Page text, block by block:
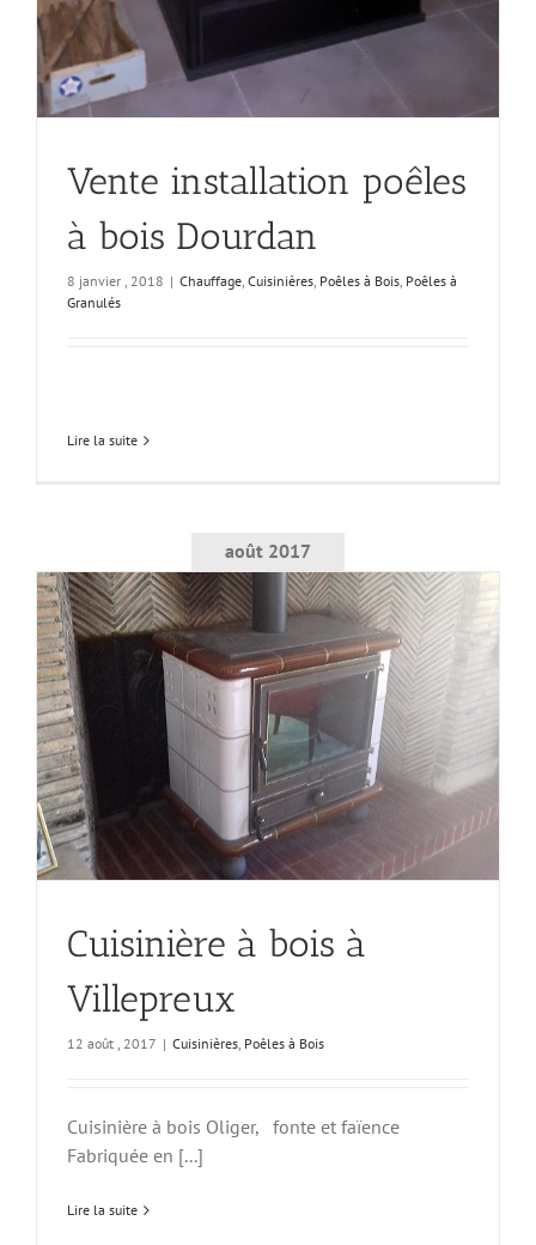
Vente installation poêles
à bois Dourdan
8 janvier , 2018 | Chauffage Cuisinières Poêles à Bois Poêles à
Granulés
Lire la suite
août 2017
Cuisinière à bois à
Villepreux
12 août , 2017 | Cuisinières, Poêles à Bois
Cuisinière à bois Oliger, fonte et faïence
Fabriquée en [...]
Lire la suite